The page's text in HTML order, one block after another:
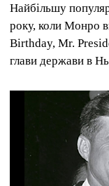
Найбільшу
року, коли Монро
Birthday, Mr.
глави держави в